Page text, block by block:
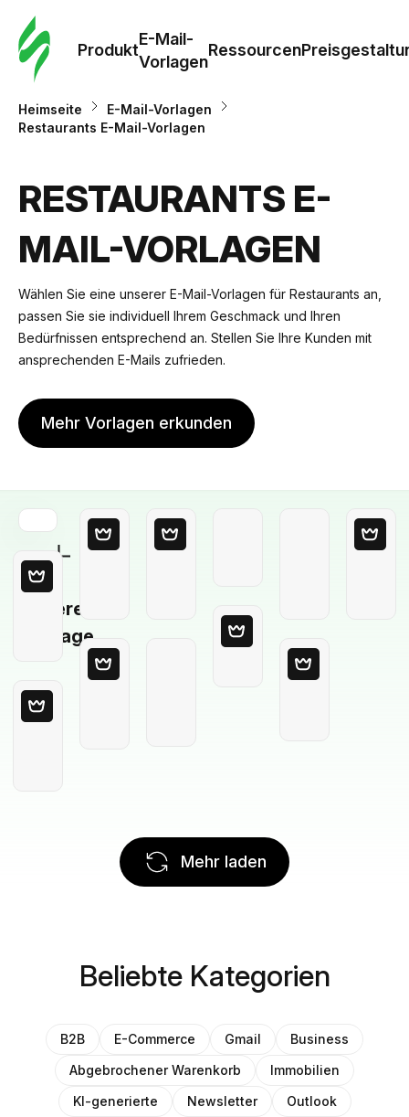
Produkt
E-Mail-
Vorlagen
Ressourcen
Heimseite
E-Mail-Vorlagen
Restaurants E-Mail-Vorlagen
RESTAURANTS E-
MAIL-VORLAGEN
Wählen Sie eine unserer E-Mail-Vorlagen für Restaurants an,
passen Sie sie individuell Ihrem Geschmack und Ihren
Bedürfnissen entsprechend an. Stellen Sie Ihre Kunden mit
ansprechenden E-Mails zufrieden.
Mehr Vorlagen erkunden
Leere
Vorlage
Mehr laden
Beliebte Kategorien
B2B E-Commerce Gmail
Business
Abgebrochener Warenkorb
Immobilien
KI-generierte
Newsletter
Outlook